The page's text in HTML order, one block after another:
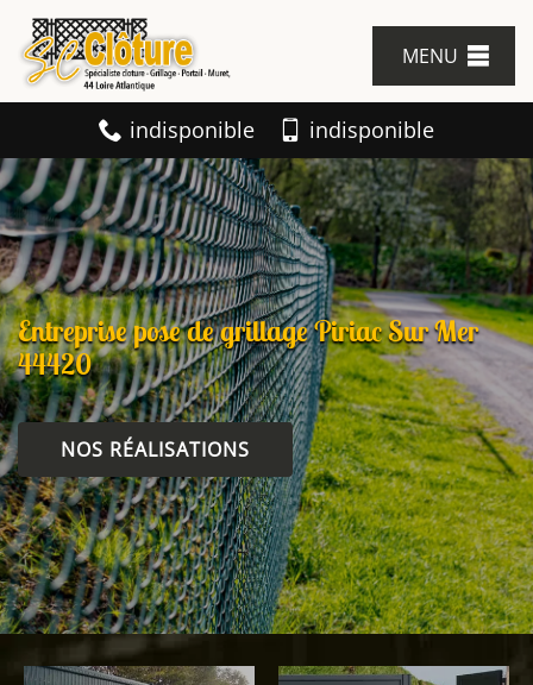
MENU
indisponible indisponible
Entreprise pose de grillage Piriac Sur Mer
44420
NOS RÉALISATIONS